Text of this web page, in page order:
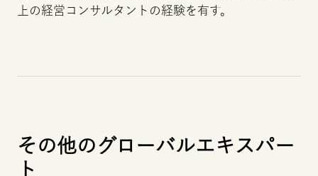
上の経営コンサルタントの経験を有す。
その他のグローバルエキスパー
ト